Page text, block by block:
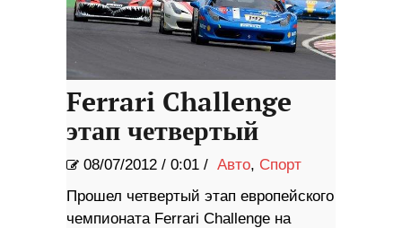
Ferrari Challenge
этап четвертый
08/07/2012 / 0:01 / Авто, Спорт
Прошел четвертый этап европейского
чемпионата Ferrari Challenge на